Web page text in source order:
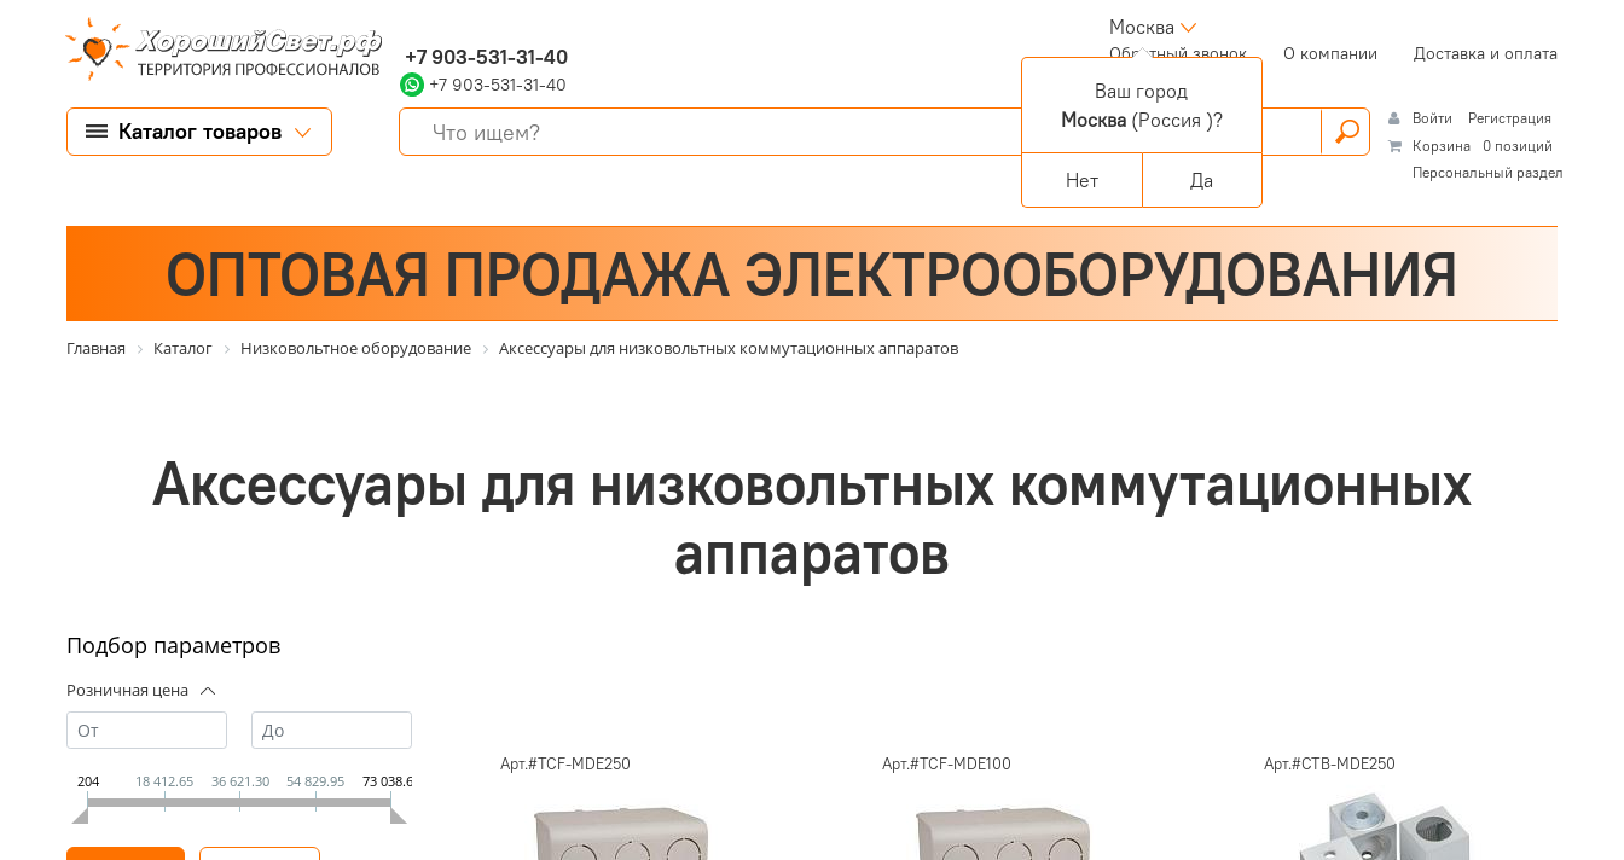
+7 903-531-31-40
+7 903-531-31-40
Москва
Обратный звонок(current)О компании Доставка и оплата
Каталог товаров Войти
Регистрация
Корзина
0 позиций
Персональный раздел
ОПТОВАЯ ПРОДАЖА ЭЛЕКТРООБОРУДОВАНИЯ
Главная Каталог Низковольтное оборудование Аксессуары для низковольтных коммутационных аппаратов
Аксессуары для низковольтных коммутационных
аппаратов
Подбор параметров
Розничная цена
204 18 412.65 36 621.30 54 829.95 73 038.60
Арт.#TCF-MDE250 Арт.#TCF-MDE100 Арт.#CTB-MDE250
Ваш город
Москва(Россия )?
Нет Да